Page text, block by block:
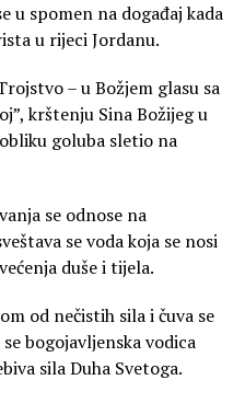
u spomen na događaj kada
u rijeci Jordanu.
– u Božjem glasu sa
krštenju Sina Božijeg u
goluba sletio na
se odnose na
se voda koja se nosi
duše i tijela.
od nečistih sila i čuva se
bogojavljenska vodica
sila Duha Svetoga.